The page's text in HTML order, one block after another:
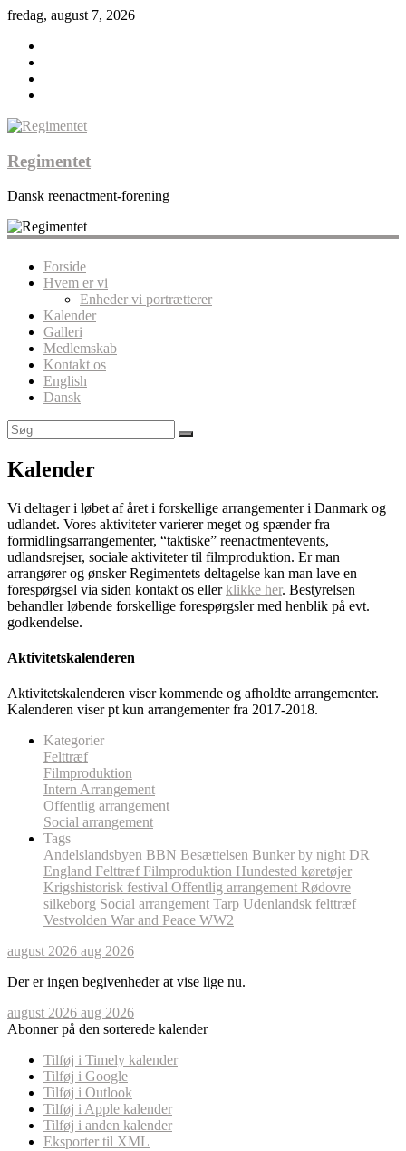
fredag, august 7, 2026
Regimentet
Dansk reenactment-forening
Forside
Hvem er vi
Enheder vi portrætterer
Kalender
Galleri
Medlemskab
Kontakt os
English
Dansk
Kalender
Vi deltager i løbet af året i forskellige arrangementer i Danmark og
udlandet. Vores aktiviteter varierer meget og spænder fra
formidlingsarrangementer, “taktiske” reenactmentevents,
udlandsrejser, sociale aktiviteter til filmproduktion. Er man
arrangører og ønsker Regimentets deltagelse kan man lave en
forespørgsel via siden kontakt os ellerklikke her. Bestyrelsen
behandler løbende forskellige forespørgsler med henblik på evt.
godkendelse.
Aktivitetskalenderen
Aktivitetskalenderen viser kommende og afholdte arrangementer.
Kalenderen viser pt kun arrangementer fra 2017-2018.
Kategorier
Felttræf
Filmproduktion
Intern Arrangement
Offentlig arrangement
Social arrangement
Tags
Andelslandsbyen BBN Besættelsen Bunker by night DR
England FelttræfFilmproduktion Hundested køretøjer
Krigshistorisk festival Offentlig arrangement Rødovre
silkeborg Social arrangement Tarp Udenlandsk felttræf
Vestvolden War and Peace WW2
august 2026 aug 2026
Der er ingen begivenheder at vise lige nu.
august 2026 aug 2026
Abonner på den sorterede kalender
Tilføj i Timely kalender
Tilføj i Google
Tilføj i Outlook
Tilføj i Apple kalender
Tilføj i anden kalender
Eksporter til XML